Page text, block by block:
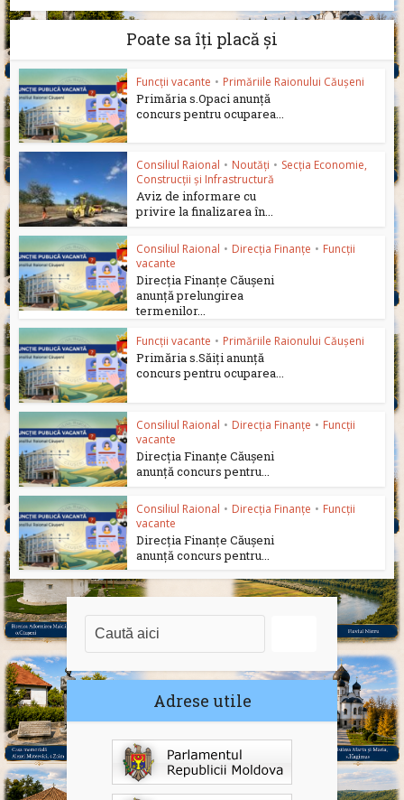
Poate sa îți placă și
Funcții vacante • Primăriile Raionului Căușeni
Primăria s.Opaci anunță
concurs pentru ocuparea...
Consiliul Raional • Noutăți • Secția Economie,
Construcții și Infrastructură
Aviz de informare cu
privire la finalizarea în...
Consiliul Raional • Direcția Finanțe • Funcții
vacante
Direcția Finanțe Căușeni
anunță prelungirea
termenilor...
Funcții vacante • Primăriile Raionului Căușeni
Primăria s.Săiți anunță
concurs pentru ocuparea...
Consiliul Raional • Direcția Finanțe • Funcții
vacante
Direcția Finanțe Căușeni
anunță concurs pentru...
Consiliul Raional • Direcția Finanțe • Funcții
vacante
Direcția Finanțe Căușeni
anunță concurs pentru...
Adrese utile